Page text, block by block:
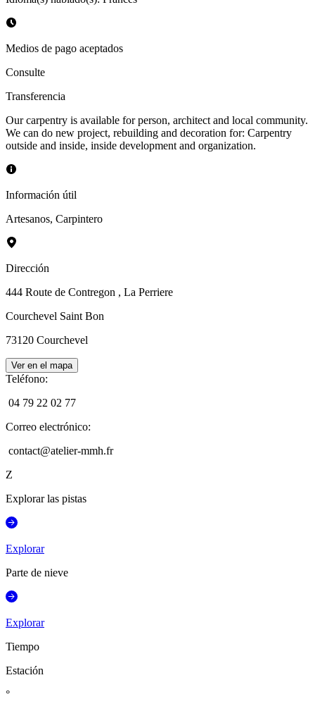
Medios de pago aceptados
Consulte
Transferencia
Our carpentry is available for person, architect and local community.
We can do new project, rebuilding and decoration for: Carpentry
outside and inside, inside development and organization.
Información útil
Artesanos, Carpintero
Dirección
444 Route de Contregon , La Perriere
Courchevel Saint Bon
73120 Courchevel
Ver en el mapa
Teléfono:
04 79 22 02 77
Correo electrónico:
contact@atelier-mmh.fr
Z
Explorar las pistas
Explorar
Parte de nieve
Explorar
Tiempo
Estación
°